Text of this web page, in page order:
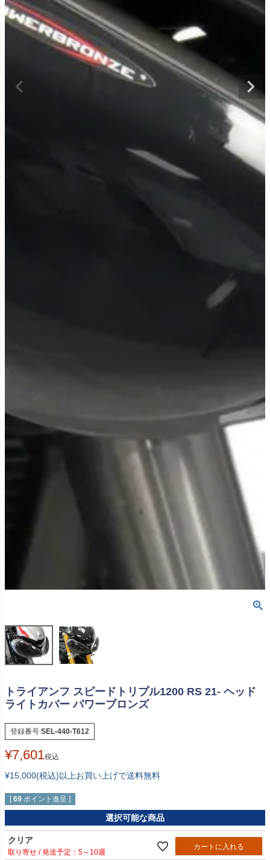
トライアンフ スピードトリプル1200 RS 21- ヘッド
ライトカバー パワーブロンズ
登録番号 SEL-440-T612
¥7,601税込
¥15,000(税込)以上お買い上げで送料無料
[ 69 ポイント進呈 ]
選択可能な商品
クリア
5～10週
カートに入れる